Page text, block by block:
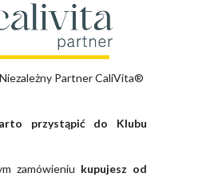
Niezależny Partner CaliVita®
przystąpić do Klubu
zamówieniu kupujesz od